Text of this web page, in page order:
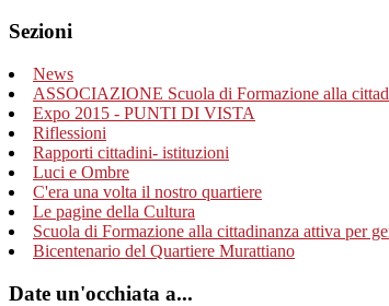
Sezioni
News
ASSOCIAZIONE Scuola di Formazione alla
Expo 2015 - PUNTI DI VISTA
Riflessioni
Rapporti cittadini- istituzioni
Luci e Ombre
C'era una volta il nostro quartiere
Le pagine della Cultura
Scuola di Formazione alla cittadinanza attiva per
Bicentenario del Quartiere Murattiano
Date un'occhiata a...